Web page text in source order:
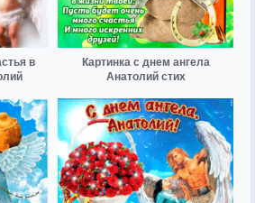
в
Картинка с днем ангела
Анатолий стих